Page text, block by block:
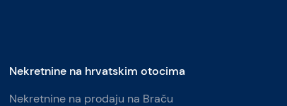
Nekretnine na hrvatskim otocima
Nekretnine na prodaju na Braču